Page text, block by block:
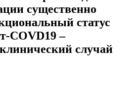
существенно
статус
COVD19 –
случай